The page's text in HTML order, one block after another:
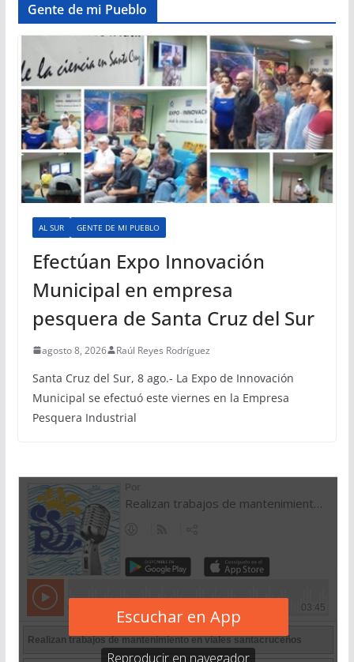
Gente de mi Pueblo
AL SUR GENTE DE MI PUEBLO
Efectúan Expo Innovación
Municipal en empresa
pesquera de Santa Cruz del Sur
agosto 8, 2026 Raúl Reyes Rodríguez
Santa Cruz del Sur, 8 ago.- La Expo de Innovación
Municipal se efectuó este viernes en la Empresa
Pesquera Industrial